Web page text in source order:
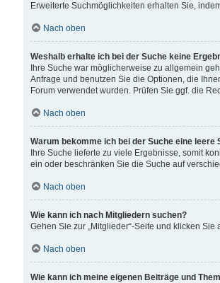
Erweiterte Suchmöglichkeiten erhalten Sie,
Nach oben
Weshalb erhalte ich bei der Suche keine
Ihre Suche war möglicherweise zu allgemein
Anfrage und benutzen Sie die Optionen, die
Forum verwendet wurden. Prüfen Sie ggf. die
Nach oben
Warum bekomme ich bei der Suche eine leere
Ihre Suche lieferte zu viele Ergebnisse, somit
ein oder beschränken Sie die Suche auf
Nach oben
Wie kann ich nach Mitgliedern suchen?
Gehen Sie zur „Mitglieder“-Seite und klicken Sie
Nach oben
Wie kann ich meine eigenen Beiträge und